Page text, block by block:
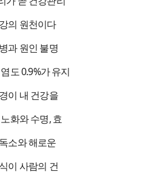
의 원천이다
과 원인 불명
도 0.9%가 유지
이 내 건강을
화와 수명, 효
소와 해로운
이 사람의 건